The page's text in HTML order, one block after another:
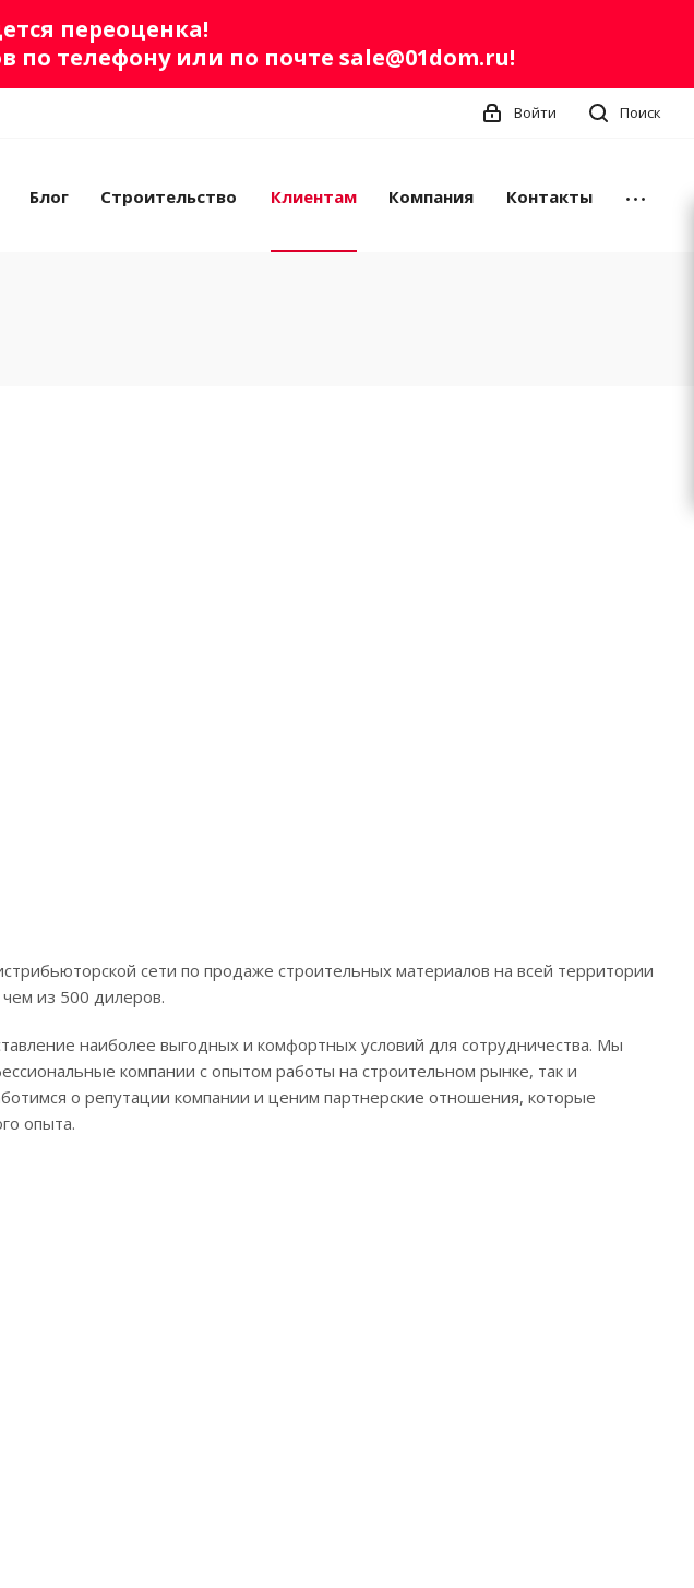
переоценка!
по телефону или по почте sale@01dom.ru!
Поиск
Войти
Блог Строительство Клиентам Компания Контакты
сети по продаже строительных материалов на всей территории
из 500 дилеров.
наиболее выгодных и комфортных условий для сотрудничества. Мы
компании с опытом работы на строительном рынке, так и
о репутации компании и ценим партнерские отношения, которые
опыта.